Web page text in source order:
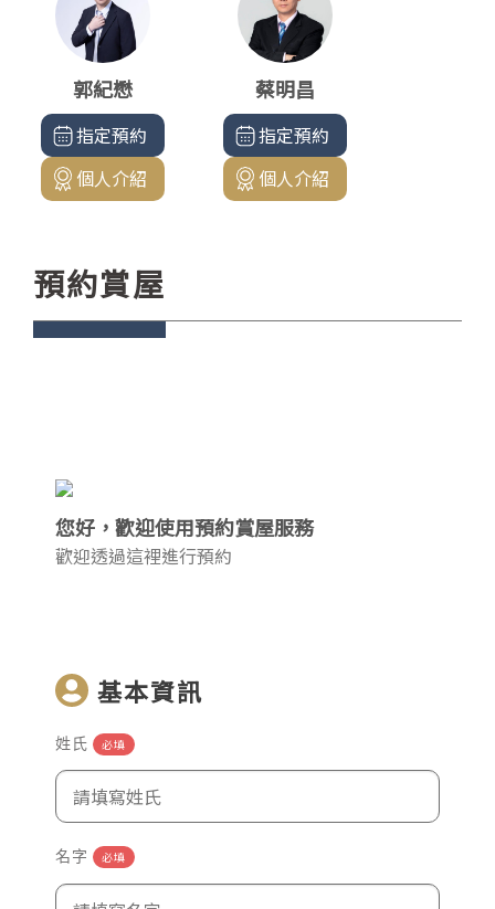
郭紀懋
指定預約
個人介紹
蔡明昌
指定預約
個人介紹
預約賞屋
您好，歡迎使用預約賞屋服務
歡迎透過這裡進行預約
基本資訊
姓氏 必填
名字 必填